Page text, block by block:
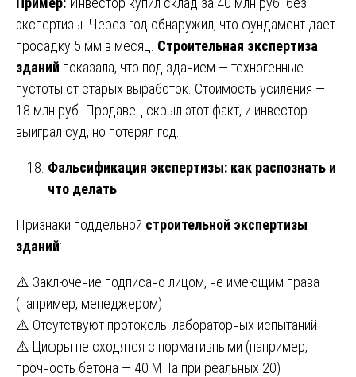
экспертизы. Через год обнаружил, что фундамент дает
просадку 5 мм в месяц. Строительная экспертиза
зданий показала, что под зданием — техногенные
пустоты от старых выработок. Стоимость усиления —
18 млн руб. Продавец скрыл этот факт, и инвестор
выиграл суд, но потерял год.
Фальсификация экспертизы: как распознать и
что делать
Признаки поддельной строительной экспертизы
зданий:
⚠️ Заключение подписано лицом, не имеющим права
(например, менеджером)
⚠️ Отсутствуют протоколы лабораторных испытаний
⚠️ Цифры не сходятся с нормативными (например,
прочность бетона — 40 МПа при реальных 20)